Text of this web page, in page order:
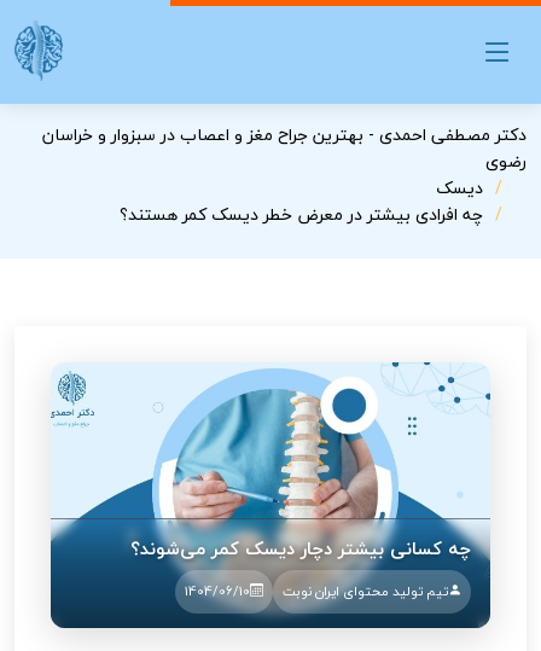
دکتر مصطفی احمدی - بهترین جراح مغز و اعصاب در سبزوار و خراسان
رضوی
دیسک
چه افرادی بیشتر در معرض خطر دیسک کمر هستند؟
چه کسانی بیشتر دچار دیسک کمر می‌شوند؟
تیم تولید محتوای ایران نوبت 1404/06/10